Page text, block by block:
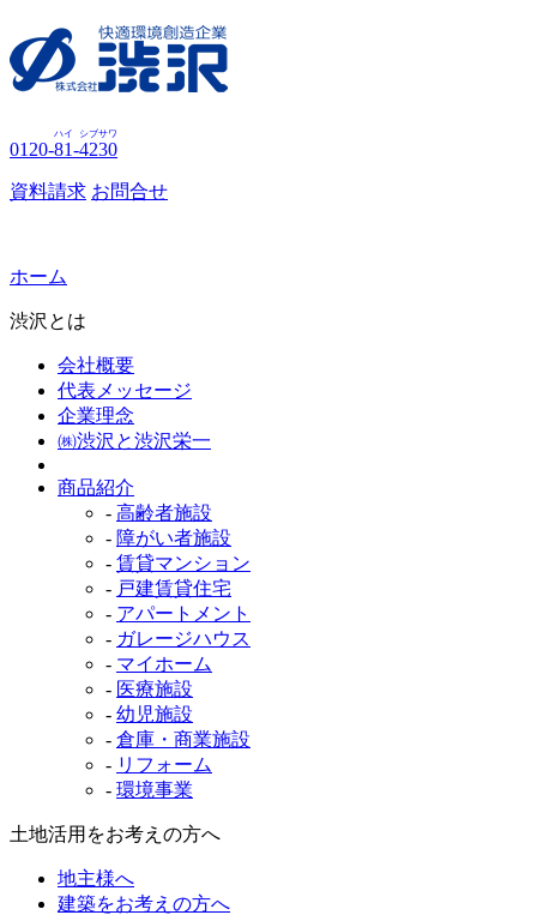
0120-81
ハイ
-4230
シブサワ
資料請求 お問合せ
ホーム
渋沢とは
会社概要
代表メッセージ
企業理念
㈱渋沢と渋沢栄一
商品紹介
- 高齢者施設
- 障がい者施設
- 賃貸マンション
- 戸建賃貸住宅
- アパートメント
- ガレージハウス
- マイホーム
- 医療施設
- 幼児施設
- 倉庫・商業施設
- リフォーム
- 環境事業
土地活用をお考えの方へ
地主様へ
建築をお考えの方へ